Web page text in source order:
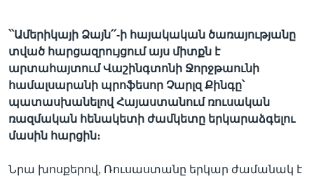
՝՝Ամերիկայի Ձայն՛՛-ի հայակական ծառայությանը
տված հարցազրույցում այս միտքն է
արտահայտում Վաշինգտոնի Ջորջթաունի
համալսարանի պրոֆեսոր Չարլզ Քինգը՝
պատասխանելով Հայաստանում ռուսական
ռազմական հենակետի ժամկետը երկարաձգելու
մասին հարցին։
Նրա խոսքերով, Ռուսաստանը երկար ժամանակ է